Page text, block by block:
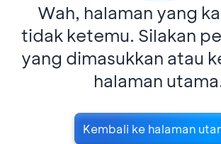
Wah, halaman yang
tidak ketemu. Silakan
yang dimasukkan atau
halaman
Kembali ke halaman